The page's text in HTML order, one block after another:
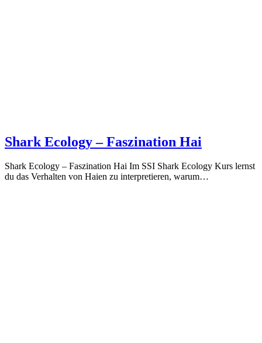
Shark Ecology – Faszination Hai
Shark Ecology – Faszination Hai Im SSI Shark Ecology Kurs lernst
du das Verhalten von Haien zu interpretieren, warum…